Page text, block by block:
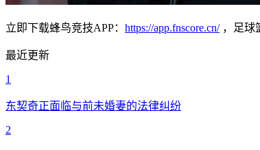
立即下载蜂鸟竞技APP： https://app.fnscore.cn/，足球
最近更新
1
东契奇正面临与前未婚妻的法律纠纷
2